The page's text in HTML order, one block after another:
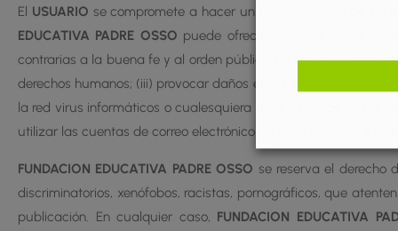
El USUARIO se compromete a hacer un uso adecuado de los
EDUCATIVA PADRE OSSO puede ofrecer a través de su
contrarias a la buena fe y al orden público; (ii) difundir
derechos humanos; (iii) provocar daños en los sistemas físicos
la red virus informáticos o cualesquiera otros sistemas físicos
utilizar las cuentas de correo electrónico de otros usuarios y
FUNDACION EDUCATIVA PADRE OSSO se reserva el derecho
discriminatorios, xenófobos, racistas, pornográficos, que
publicación. En cualquier caso, FUNDACION EDUCATIVA